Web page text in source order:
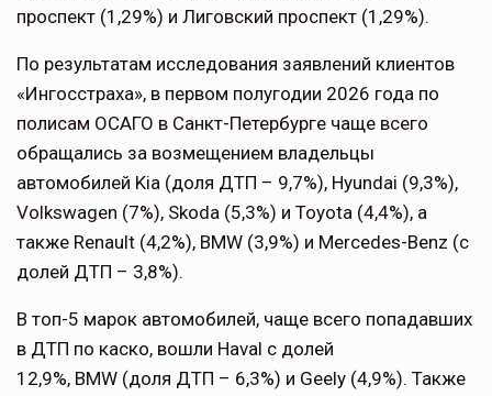
проспект (1,29%) и Лиговский проспект (1,29%).
По результатам исследования заявлений клиентов
«Ингосстраха», в первом полугодии 2026 года по
полисам ОСАГО в Санкт-Петербурге чаще всего
обращались за возмещением владельцы
автомобилей Kia (доля ДТП – 9,7%), Hyundai (9,3%),
Volkswagen (7%), Skoda (5,3%) и Toyota (4,4%), а
также Renault (4,2%), BMW (3,9%) и Mercedes-Benz (с
долей ДТП – 3,8%).
В топ-5 марок автомобилей, чаще всего попадавших
в ДТП по каско, вошли Haval с долей
12,9%, BMW (доля ДТП – 6,3%) и Geely (4,9%). Также